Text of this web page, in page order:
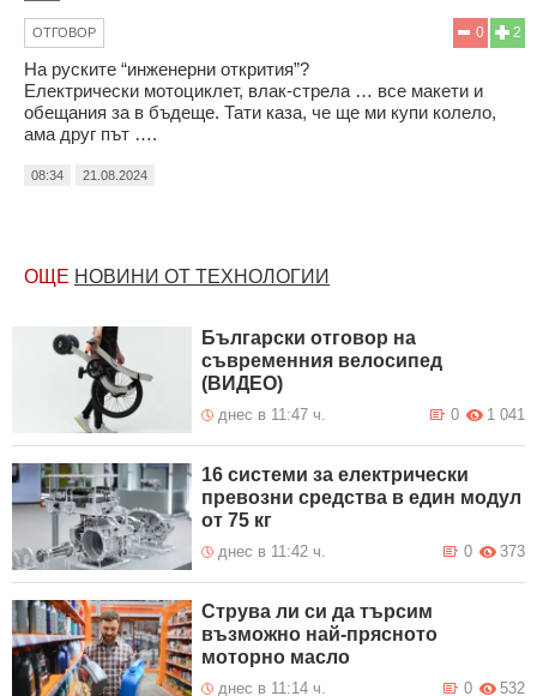
2
0
ОТГОВОР
На руските “инженерни открития”?
Електрически мотоциклет, влак-стрела … все макети и
обещания за в бъдеще. Тати каза, че ще ми купи колело,
ама друг път ….
08:34 21.08.2024
ОЩЕ НОВИНИ ОТ ТЕХНОЛОГИИ
Български отговор на
съвременния велосипед
(ВИДЕО)
днес в 11:47 ч. 1 041
0
16 системи за електрически
превозни средства в един модул
от 75 кг
днес в 11:42 ч. 373
0
Струва ли си да търсим
възможно най-прясното
моторно масло
днес в 11:14 ч. 532
0